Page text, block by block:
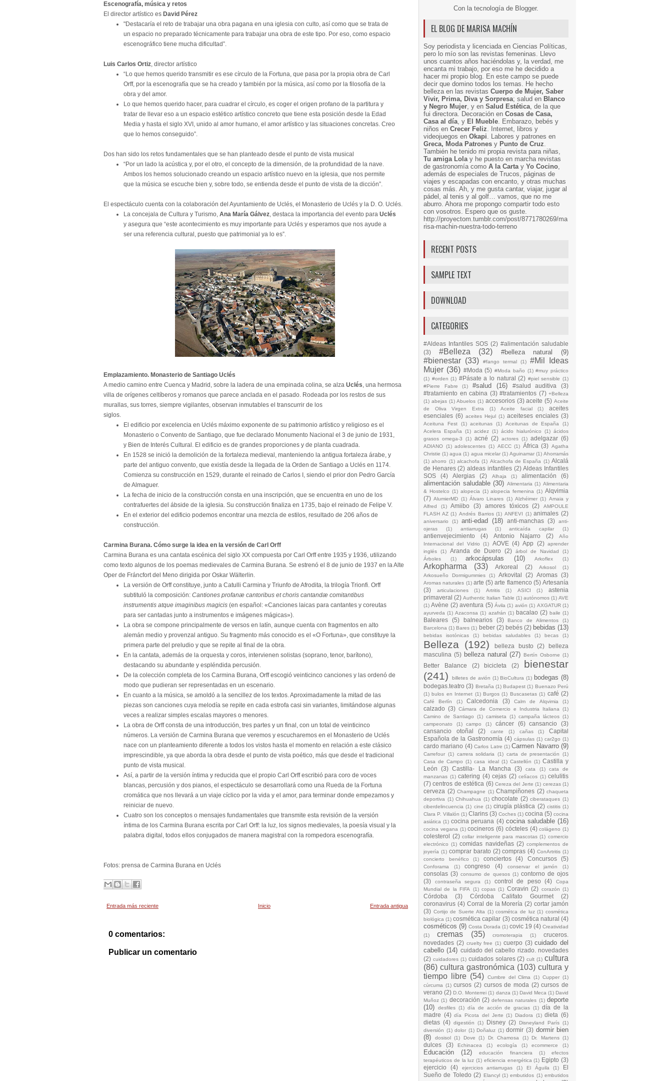
Escenografía, música y retos
El director artístico es David Pérez
"Destacaría el reto de trabajar una obra pagana en una iglesia con culto, así como que se trata de
un espacio no preparado técnicamente para trabajar una obra de este tipo. Por eso, como espacio
escenográfico tiene mucha dificultad”.
Luis Carlos Ortiz, director artístico
“Lo que hemos querido transmitir es ese círculo de la Fortuna, que pasa por la propia obra de Carl
Orff, por la escenografía que se ha creado y también por la música, así como por la filosofía de la
obra y del amor.
Lo que hemos querido hacer, para cuadrar el círculo, es coger el origen profano de la partitura y
tratar de llevar eso a un espacio estético artístico concreto que tiene esta posición desde la Edad
Media y hasta el siglo XVI, unido al amor humano, el amor artístico y las situaciones concretas. Creo
que lo hemos conseguido”.
Dos han sido los retos fundamentales que se han planteado desde el punto de vista musical
“Por un lado la acústica y, por el otro, el concepto de la dimensión, de la profundidad de la nave.
Ambos los hemos solucionado creando un espacio artístico nuevo en la iglesia, que nos permite
que la música se escuche bien y, sobre todo, se entienda desde el punto de vista de la dicción”.
El espectáculo cuenta con la colaboración del Ayuntamiento de Uclés, el Monasterio de Uclés y la D. O. Uclés.
La concejala de Cultura y Turismo, Ana María Gálvez, destaca la importancia del evento para Uclés
y asegura que “este acontecimiento es muy importante para Uclés y esperamos que nos ayude a
ser una referencia cultural, puesto que patrimonial ya lo es”.
Emplazamiento. Monasterio de Santiago Uclés
A medio camino entre Cuenca y Madrid, sobre la ladera de una empinada colina, se alza Uclés, una hermosa
villa de orígenes celtíberos y romanos que parece anclada en el pasado. Rodeada por los restos de sus
murallas, sus torres, siempre vigilantes, observan inmutables el transcurrir de los
siglos.
El edificio por excelencia en Uclés máximo exponente de su patrimonio artístico y religioso es el
Monasterio o Convento de Santiago, que fue declarado Monumento Nacional el 3 de junio de 1931,
y Bien de Interés Cultural. El edificio es de grandes proporciones y de planta cuadrada.
En 1528 se inició la demolición de la fortaleza medieval, manteniendo la antigua fortaleza árabe, y
parte del antiguo convento, que existía desde la llegada de la Orden de Santiago a Uclés en 1174.
Comienza su construcción en 1529, durante el reinado de Carlos I, siendo el prior don Pedro García
de Almaguer.
La fecha de inicio de la construcción consta en una inscripción, que se encuentra en uno de los
contrafuertes del ábside de la iglesia. Su construcción finaliza en 1735, bajo el reinado de Felipe V.
En el exterior del edificio podemos encontrar una mezcla de estilos, resultado de 206 años de
construcción.
Carmina Burana. Cómo surge la idea en la versión de Carl Orff
Carmina Burana es una cantata escénica del siglo XX compuesta por Carl Orff entre 1935 y 1936, utilizando
como texto algunos de los poemas medievales de Carmina Burana. Se estrenó el 8 de junio de 1937 en la Alte
Oper de Fráncfort del Meno dirigida por Oskar Wälterlin.
La versión de Orff constituye, junto a Catulli Carmina y Triunfo de Afrodita, la trilogía Trionfi. Orff
subtituló la composición: Cantiones profanæ cantoribus et choris cantandæ comitantibus
instrumentis atque imaginibus magicis (en español: «Canciones laicas para cantantes y coreutas
para ser cantadas junto a instrumentos e imágenes mágicas»).
La obra se compone principalmente de versos en latín, aunque cuenta con fragmentos en alto
alemán medio y provenzal antiguo. Su fragmento más conocido es el «O Fortuna», que constituye la
primera parte del preludio y que se repite al final de la obra.
En la cantata, además de la orquesta y coros, intervienen solistas (soprano, tenor, barítono),
destacando su abundante y espléndida percusión.
De la colección completa de los Carmina Burana, Orff escogió veinticinco canciones y las ordenó de
modo que pudieran ser representadas en un escenario.
En cuanto a la música, se amoldó a la sencillez de los textos. Aproximadamente la mitad de las
piezas son canciones cuya melodía se repite en cada estrofa casi sin variantes, limitándose algunas
veces a realizar simples escalas mayores o menores.
La obra de Orff consta de una introducción, tres partes y un final, con un total de veinticinco
números. La versión de Carmina Burana que veremos y escucharemos en el Monasterio de Uclés
nace con un planteamiento diferente a todos los vistos hasta el momento en relación a este clásico
imprescindible, ya que aborda la obra desde el punto de vista poético, más que desde el tradicional
punto de vista musical.
Así, a partir de la versión íntima y reducida que el propio Carl Orff escribió para coro de voces
blancas, percusión y dos pianos, el espectáculo se desarrollará como una Rueda de la Fortuna
cromática que nos llevará a un viaje cíclico por la vida y el amor, para terminar donde empezamos y
reiniciar de nuevo.
Cuatro son los conceptos o mensajes fundamentales que transmite esta revisión de la versión
íntima de los Carmina Burana escrita por Carl Orff: la luz, los signos medievales, la poesía visual y la
palabra digital, todos ellos conjugados de manera magistral con la rompedora escenografía.
Fotos: prensa de Carmina Burana en Uclés
Entrada más reciente Entrada antigua
Inicio
0 comentarios:
Publicar un comentario
Con la tecnología de Blogger.
EL BLOG DE MARISA MACHÍN
Soy periodista y licenciada en Ciencias Políticas,
pero lo mío son las revistas femeninas. Llevo
unos cuantos años haciéndolas y, la verdad, me
encanta mi trabajo, por eso me he decidido a
hacer mi propio blog. En este campo se puede
decir que domino todos los temas. He hecho
belleza en las revistas Cuerpo de Mujer, Saber
Vivir, Prima, Diva y Sorpresa; salud en Blanco
y Negro Mujer, y en Salud Estética, de la que
fui directora. Decoración en Cosas de Casa,
Casa al día, y El Mueble. Embarazo, bebés y
niños en Crecer Feliz. Internet, libros y
videojuegos en Okapi. Labores y patrones en
Greca, Moda Patrones y Punto de Cruz.
También he tenido mi propia revista para niñas,
Tu amiga Lolay he puesto en marcha revistas
de gastronomía como A la Cartay Yo Cocino,
además de especiales de Trucos, páginas de
viajes y escapadas con encanto, y otras muchas
cosas más. Ah, y me gusta cantar, viajar, jugar al
pádel, al tenis y al golf… vamos, que no me
aburro. Ahora me propongo compartir todo esto
con vosotros. Espero que os guste.
http://proyectom.tumblr.com/post/8771780269/ma
risa-machin-nuestra-todo-terreno
RECENT POSTS
SAMPLE TEXT
DOWNLOAD
CATEGORIES
#Aldeas Infantiles SOS (2) #alimentación saludable
(3)
#Belleza (32) #belleza natural (9)
#bienestar (33) #fango termal (1)
#Mil Ideas
Mujer (36) #Moda (5) #Moda baño (1) #muy práctico
(1) #orden (1) #Pásate a lo natural (2) #piel sensible (1)
#Pierre Fabre
(1) #salud (16) #salud auditiva
(3)
#tratamiento en cabina (3) #tratamientos (7) +Belleza
(1) abejas (1) Abuelos (1) accesorios (3) aceite (5) Aceite
de Oliva Virgen Extra
(1) Aceite facial (1)
aceites
esenciales (6) aceites Hejul (1) aceiteses enciales (3)
Aceituna Fest (1) aceitunas (1) Aceitunas de España
(1)
Acelera España (1) acidez (1) ácido hialurónico (1) ácidos
grasos omega-3
(1) acné (2) actores (1) adelgazar (6)
ADIANO (1) adolescentes (1) AECC (1) África (3) Agatha
Christie (1) agua (1) agua micelar (1) Aguinamar (1) Ahorramás
(1) ahorro (1) alcachofa (1) Alcachofa de España (1) Alcalá
de Henares (2) aldeas infantiles (2) Aldeas Infantiles
SOS
(4) Alergias (2) Alhaja (1) alimentación (6)
alimentación saludable (30) Alimentaria (1) Alimentaria
& Hostelco (1) alopecia (1) alopecia femenina (1) Alqvimia
(7) AlumierMD (1) Álvaro Linares (1) Alzhéimer (1) Amaia y
Alfred
(1) Amiibo (3) amores tóxicos (2)
AMPOULE
FLASH AZ (1) Andrés Barrios (1) ANFEVI (1) animales (2)
aniversario (1) anti-edad (18) anti-manchas (3)
anti-
ojeras
(1) antiarrugas (1) anticaída capilar (1)
antienvejecimiento (4) Antonio Najarro (2)
Año
Internacional del Vidrio
(1) AOVE (4) App (2) aprender
inglés
(1) Aranda de Duero (2) árbol de Navidad
(1)
Árboles
(1) arkocápsulas (10) Arkoflex (1)
Arkopharma (33) Arkoreal (2) Arkosol
(1)
Arkosueño Dormigummies
(1) Arkovital (2) Aromas (3)
Aromas naturales (1) arte (5) arte flamenco (5) Artesanía
(3)
articulaciones (1) Artritis (1) ASICI (1)
astenia
primaveral (2) Authentic Italian Table (1) autónomos (1) AVE
(1) Avène (2) aventura (5) Ávila (1) avión (1) AXGATUR (1)
ayurveda (1) Azaconsa (1) azafrán (1) bacalao (2) baile (1)
Baleares (5) balnearios (3) Banco de Alimentos
(1)
Barcelona (1) Bares (1) beber (2) bebés (2) bebidas (13)
bebidas isotónicas (1) bebidas saludables (1) becas (1)
Belleza (192) belleza busto (2)
belleza
masculina (5) belleza natural (27) Bertín Osborne (1)
Better Balance (2) bicicleta (2)
bienestar
(241)
billetes de avión (1) BioCultura (1) bodegas (8)
bodegas.teatro (3) Bretaña (1) Budapest (1) Buenazo Perú
(1) bulos en Internet (1) Burgos (1) Buscasetas (1) café (2)
Café Berlín (1) Calcedonia (3) Calm de Alqvimia (1)
calzado (3) Cámara de Comercio e Industria Italiana (1)
Camino de Santiago
(1) camiseta (1) campaña lácteos (1)
campeonato
(1) campo (1) cáncer (6) cansancio
(3)
cansancio otoñal
(2) cante (1) cañas (1)
Capital
Española de la Gastronomía (4) cápsulas (1) car2go (1)
cardo mariano (4) Carlos Latre (1) Carmen Navarro (9)
Carrefour (1) carrera solidaria (1) carta de presentación
(1)
Casa de Campo (1) casa ideal (1) Castellón (1) Castilla y
León
(3) Castilla- La Mancha (3) cata (1)
cata de
manzanas (1) catering (4) cejas (2) celíacos (1) celulitis
(7) centros de estética (6) Cereza del Jerte (1) cerezas (1)
cerveza (2) Champagne (1) Champiñones (2) chaqueta
deportiva (1) Chihuahua (1) chocolate (2) ciberataques (1)
ciberdelincuencia (1) cine (1) cirugía plástica (2) cistitis (1)
Clara P. Villalón (1) Clarins (3) Coches (1) cocina (5) cocina
asiática (1) cocina peruana (4) cocina saludable (16)
cocina vegana (1) cocineros (6) cócteles (4) colágeno (1)
colesterol (2) collar inteligente para mascotas (1) comercio
electrónico (1) comidas navideñas (2) complementos de
joyería (1) comprar barato (2) compras (4) ConArtritis (1)
concierto benéfico
(1) conciertos (4) Concursos (5)
Conforama (1) congreso (4) conservar el jamón (1)
consolas (3) consumo de quesos (1) contorno de ojos
(3)
contraseña segura (1) control de peso (4)
Copa
Mundial de la FIFA (1) copas (1) Coravin (2) corazón (1)
Córdoba (3) Córdoba Califato Gourmet
(2)
coronavirus (4) Corral de la Morería (2) cortar jamón
(3) Cortijo de Suerte Alta (1) cosmétca de luz (1) cosmética
biológica (1) cosmética capilar (3) cosmética natural (4)
cosméticos (9) Costa Dorada (1) covic 19 (4) Creatividad
(1)
cremas (35) cromoterapia (1)
cruceros.
novedades (2) cruelty free (1) cuerpo (3) cuidado del
cabello (14) cuidado del cabello rizado. novedades
(2) cuidadores (1) cuidados solares (2) cult (1) cultura
(86) cultura gastronómica (103) cultura y
tiempo libre (54) Cumbre del Clima (1) Cupper (1)
cúrcuma (1) cursos (2) cursos de moda (2) cursos de
verano (2) D.O. Monterrei (1) danza (1) David Meca (1) David
Muñoz (1) decoración (2) defensas naturales (1) deporte
(10)
desfiles (1) día de acción de gracias (1) día de la
madre (4) día Picota del Jerte (1) Diadora (1) dieta (6)
dietas (4) digestión (1) Disney (2) Disneyland París (1)
diversión (1) dolor (1) Doñaluz (1) dormir (3) dormir bien
(8)
dosisol (1) Dove (1) Dr. Chamosa (1) Dr. Martens (1)
dulces (3) Echinacea (1) ecología (1) ecommerce (1)
Educación (12) educación financiera (1)
efectos
terapéuticos de la luz (1) eficiencia energética (1) Egipto (3)
ejercicio
(4) ejercicios antiarrugas (1) El Águila (1)
El
Sueño de Toledo (2) Elancyl (1) embutidos (1) embutidos